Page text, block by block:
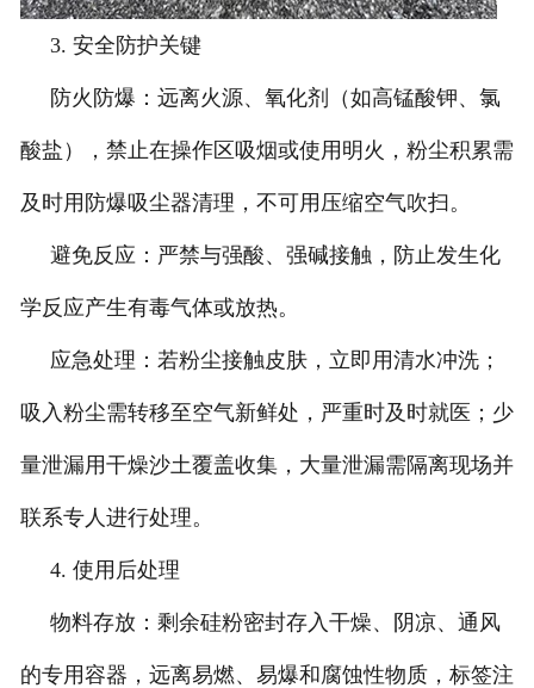
3. 安全防护关键
防火防爆：远离火源、氧化剂（如高锰酸钾、氯
酸盐），禁止在操作区吸烟或使用明火，粉尘积累需
及时用防爆吸尘器清理，不可用压缩空气吹扫。
避免反应：严禁与强酸、强碱接触，防止发生化
学反应产生有毒气体或放热。
应急处理：若粉尘接触皮肤，立即用清水冲洗；
吸入粉尘需转移至空气新鲜处，严重时及时就医；少
量泄漏用干燥沙土覆盖收集，大量泄漏需隔离现场并
联系专人进行处理。
4. 使用后处理
物料存放：剩余硅粉密封存入干燥、阴凉、通风
的专用容器，远离易燃、易爆和腐蚀性物质，标签注